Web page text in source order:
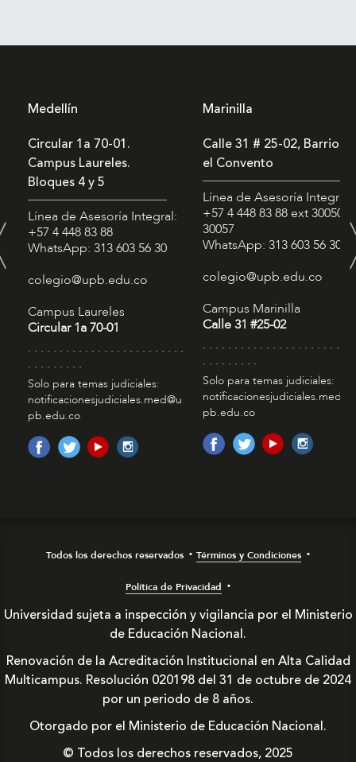
Medellín
Circular 1a 70-01.
Campus Laureles.
Bloques 4 y 5
Línea de Asesoría Integral:
+57 4 448 83 88
WhatsApp: 313 603 56 30
colegio@upb.edu.co
Campus Laureles
Circular 1a 70-01
. . . . . . . . . . . . . . . . . . . . . . . . .
. . . . . . . . .
Solo para temas judiciales:
notificacionesjudiciales.med@u
pb.edu.co
Marinilla
Calle 31 # 25-02, Barrio
el Convento
Línea de Asesoría Integral:
+57 4 448 83 88ext 30050 -
30057
WhatsApp: 313 603 56 30
colegio@upb.edu.co
Campus Marinilla
Calle 31 #25-02
. . . . . . . . . . . . . . . . . . . . . . . .
. . . . . . . . .
Solo para temas judiciales:
notificacionesjudiciales.med@u
pb.edu.co
Todos los derechos reservados Términos y Condiciones
Política de Privacidad
Universidad sujeta a inspección y vigilancia por el Ministerio
de Educación Nacional.
Renovación de la Acreditación Institucional en Alta Calidad
Multicampus. Resolución 020198 del 31 de octubre de 2024
por un periodo de 8 años.
Otorgado por el Ministerio de Educación Nacional.
© Todos los derechos reservados, 2025